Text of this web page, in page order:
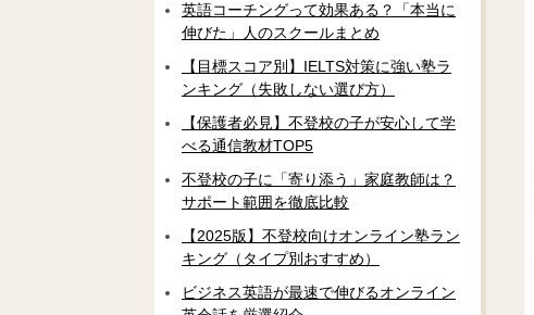
英語コーチングって効果ある？「本当に
伸びた」人のスクールまとめ
【目標スコア別】IELTS対策に強い塾ラ
ンキング（失敗しない選び方）
【保護者必見】不登校の子が安心して学
べる通信教材TOP5
不登校の子に「寄り添う」家庭教師は？
サポート範囲を徹底比較
【2025版】不登校向けオンライン塾ラン
キング（タイプ別おすすめ）
ビジネス英語が最速で伸びるオンライン